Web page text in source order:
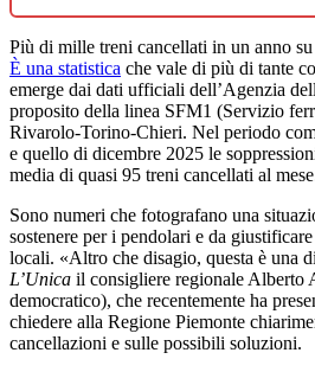
Più di mille treni cancellati in un anno
È una statistica che vale di più di tante
emerge dai dati ufficiali dell’Agenzia
proposito della linea SFM1 (Servizio
Rivarolo-Torino-Chieri. Nel periodo
e quello di dicembre 2025 le
media di quasi 95 treni cancellati al
Sono numeri che fotografano una
sostenere per i pendolari e da
locali. «Altro che disagio, questa è una
L’Unica il consigliere regionale Alberto
democratico), che recentemente ha
chiedere alla Regione Piemonte
cancellazioni e sulle possibili soluzioni.